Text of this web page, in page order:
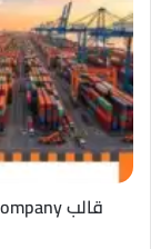
Transport
Company:
الحل
الأمثل
لتصميم
مواقع
شركات
النقل
واللوجستيات